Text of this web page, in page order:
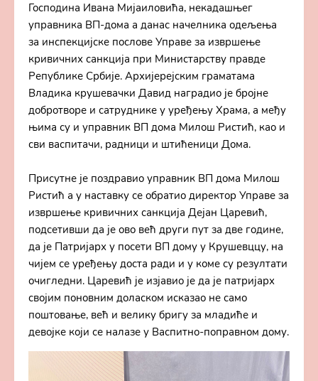
Господина Ивана Мијаиловића, некадашњег
управника ВП-дома а данас начелника одељења
за инспекцијске послове Управе за извршење
кривичних санкција при Министарству правде
Републике Србије. Архијерејским граматама
Владика крушевачки Давид наградио је бројне
добротворе и сатруднике у уређењу Храма, а међу
њима су и управник ВП дома Милош Ристић, као и
сви васпитачи, радници и штићеници Дома.
Присутне је поздравио управник ВП дома Милош
Ристић а у наставку се обратио директор Управе за
извршење кривичних санкција Дејан Царевић,
подсетивши да је ово већ други пут за две године,
да је Патријарх у посети ВП дому у Крушевццу, на
чијем се уређењу доста ради и у коме су резултати
очигледни. Царевић je изјавио је да је патријарх
својим поновним доласком исказао не само
поштовање, већ и велику бригу за младиће и
девојке који се налазе у Васпитно-поправном дому.